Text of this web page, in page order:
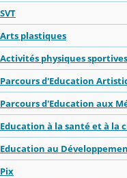
SVT
Arts plastiques
Activités physiques
Parcours d'Education
Parcours d'Education aux
Education à la santé et à la
Education au
Pix